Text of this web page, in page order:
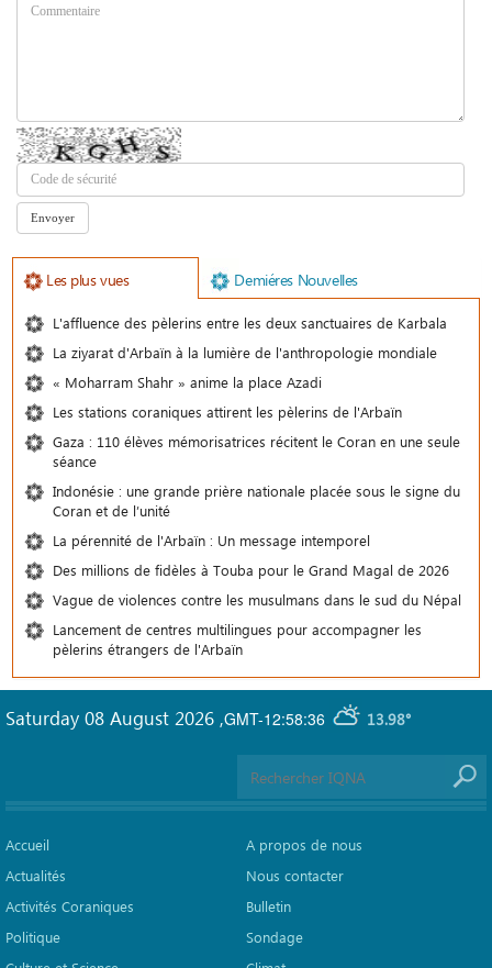
Les plus vues Demiéres Nouvelles
L'affluence des pèlerins entre les deux sanctuaires de Karbala
La ziyarat d'Arbaïn à la lumière de l'anthropologie mondiale
« Moharram Shahr » anime la place Azadi
Les stations coraniques attirent les pèlerins de l'Arbaïn
Gaza : 110 élèves mémorisatrices récitent le Coran en une seule
séance
Indonésie : une grande prière nationale placée sous le signe du
Coran et de l’unité
La pérennité de l'Arbaïn : Un message intemporel
Des millions de fidèles à Touba pour le Grand Magal de 2026
Vague de violences contre les musulmans dans le sud du Népal
Lancement de centres multilingues pour accompagner les
pèlerins étrangers de l'Arbaïn
GMT-12:58:36 13.98°
Saturday 08 August 2026 ,
Accueil
Actualités
Activités Coraniques
Politique
A propos de nous
Nous contacter
Bulletin
Sondage